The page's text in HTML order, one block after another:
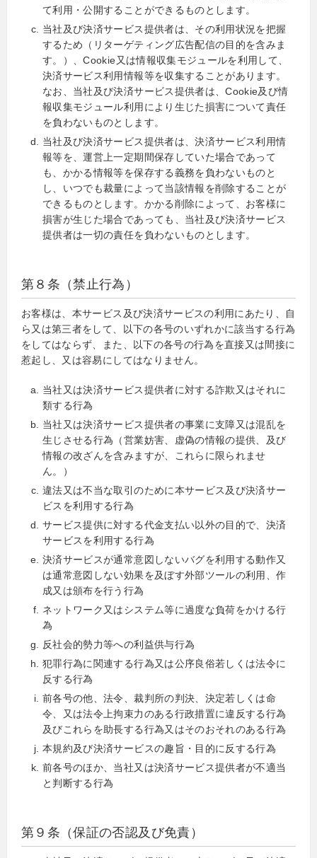
て利用・公開することができるものとします。
当社及び決済サービス提供者は、その利用状況を把握
するため（リターゲティング広告配信の目的を含みま
す。）、Cookie又は情報収集モジュールを利用して、
決済サービス利用情報等を収集することがあります。
なお、当社及び決済サービス提供者は、Cookie及び情
報収集モジュール利用により生じた損害について責任
を負わないものとします。
当社及び決済サービス提供者は、決済サービス利用情
報等を、運営上一定期間保存していた場合であって
も、かかる情報等を保存する義務を負わないものと
し、いつでも裁量によって当該情報を削除することが
できるものとします。かかる削除によって、お客様に
損害が生じた場合であっても、当社及び決済サービス
提供者は一切の責任を負わないものとします。
第８条（禁止行為）
お客様は、本サービス及び決済サービスの利用にあたり、自
ら又は第三者をして、以下の各号のいずれかに該当する行為
をしてはならず、また、以下の各号の行為を直接又は間接に
惹起し、又は容易にしてはなりません。
当社又は決済サービス提供者に対する詐欺又はそれに
類する行為
当社又は決済サービス提供者の事業に支障又は混乱を
生じさせる行為（営業妨害、虚偽の情報の提供、及び
情報の改ざんを含みますが、これらに限られませ
ん。）
違法又は不当な取引のために本サービス及び決済サー
ビスを利用する行為
サービス提供に対する代金支払い以外の目的で、決済
サービスを利用する行為
決済サービスが通常意図しないバグを利用する動作又
は通常意図しない効果を及ぼす外部ツールの利用、作
成又は頒布を行う行為
ネットワーク又はシステム等に過度な負荷をかける行
為
反社会的勢力等への利益供与行為
犯罪行為に関連する行為又は公序良俗若しくは法令に
反する行為
前各号の他、法令、裁判所の判決、決定若しくは命
令、又は法令上拘束力のある行政措置に違反する行為
及びこれらを助長する行為又はそのおそれのある行為
本規約及び決済サービスの趣旨・目的に反する行為
前各号のほか、当社又は決済サービス提供者が不適当
と判断する行為
第９条（保証の否認及び免責）